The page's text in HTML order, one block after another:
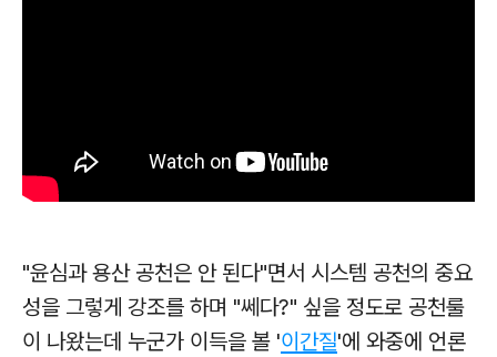
"윤심과 용산 공천은 안 된다"면서 시스템 공천의 중요
성을 그렇게 강조를 하며 "쎄다?" 싶을 정도로 공천룰
이 나왔는데 누군가 이득을 볼 '이간질'에 와중에 언론